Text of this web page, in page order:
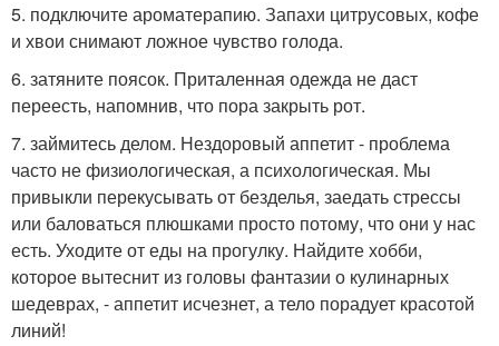
5. подключите ароматерапию. Запахи цитрусовых, кофе
и хвои снимают ложное чувство голода.
6. затяните поясок. Приталенная одежда не даст
переесть, напомнив, что пора закрыть рот.
7. займитесь делом. Нездоровый аппетит - проблема
часто не физиологическая, а психологическая. Мы
привыкли перекусывать от безделья, заедать стрессы
или баловаться плюшками просто потому, что они у нас
есть. Уходите от еды на прогулку. Найдите хобби,
которое вытеснит из головы фантазии о кулинарных
шедеврах, - аппетит исчезнет, а тело порадует красотой
линий!